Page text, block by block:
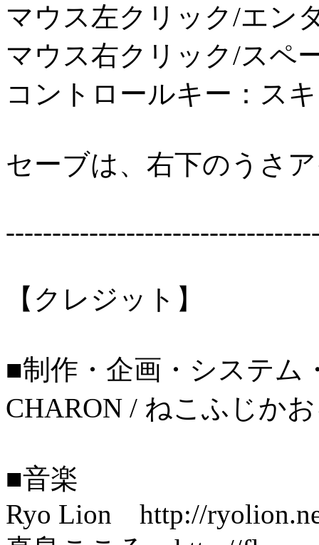
マウス左クリック/エン
マウス右クリック/スペ
コントロールキー：ス
セーブは、右下のうさ
【クレジット】
■制作・企画・システム
CHARON / ねこふじか
■音楽
Ryo Lion http://